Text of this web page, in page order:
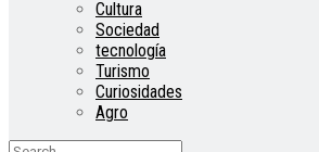
Cultura
Sociedad
tecnología
Turismo
Curiosidades
Agro